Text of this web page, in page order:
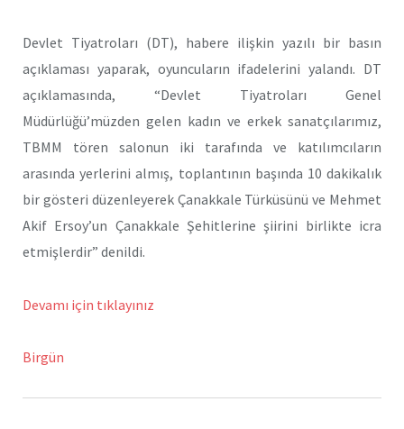
Devlet Tiyatroları (DT), habere ilişkin yazılı bir basın
açıklaması yaparak, oyuncuların ifadelerini yalandı. DT
açıklamasında, “Devlet Tiyatroları Genel
Müdürlüğü’müzden gelen kadın ve erkek sanatçılarımız,
TBMM tören salonun iki tarafında ve katılımcıların
arasında yerlerini almış, toplantının başında 10 dakikalık
bir gösteri düzenleyerek Çanakkale Türküsünü ve Mehmet
Akif Ersoy’un Çanakkale Şehitlerine şiirini birlikte icra
etmişlerdir” denildi.
Devamı için tıklayınız
Birgün